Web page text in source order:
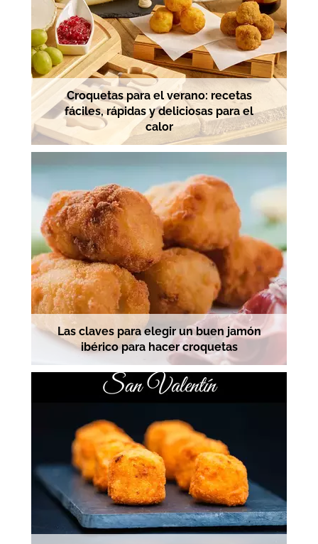
Croquetas para el verano: recetas
fáciles, rápidas y deliciosas para el
calor
Las claves para elegir un buen jamón
ibérico para hacer croquetas